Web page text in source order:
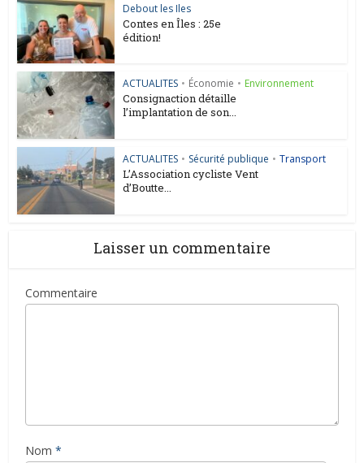
Debout les Iles
Contes en Îles : 25e
édition!
ACTUALITES • Économie • Environnement
Consignaction détaille
l’implantation de son...
ACTUALITES • Sécurité publique • Transport
L’Association cycliste Vent
d’Boutte...
Laisser un commentaire
Commentaire
Nom *